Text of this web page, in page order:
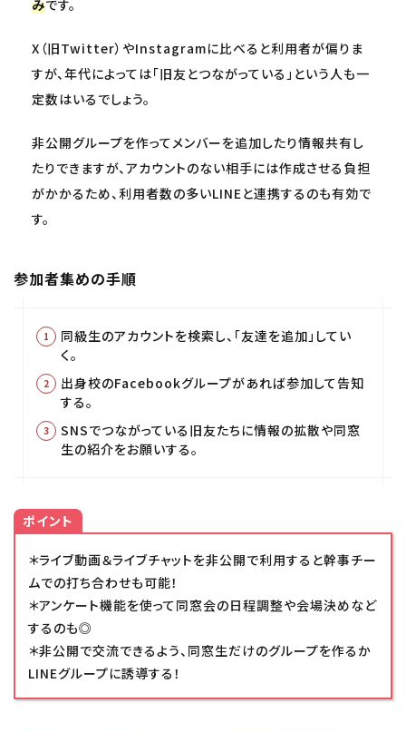
みです。
X（旧Twitter）やInstagramに比べると利用者が偏りま
すが、年代によっては「旧友とつながっている」という人も一
定数はいるでしょう。
非公開グループを作ってメンバーを追加したり情報共有し
たりできますが、アカウントのない相手には作成させる負担
がかかるため、利用者数の多いLINEと連携するのも有効で
す。
参加者集めの手順
同級生のアカウントを検索し、「友達を追加」してい
く。
出身校のFacebookグループがあれば参加して告知
する。
SNSでつながっている旧友たちに情報の拡散や同窓
生の紹介をお願いする。
ポイント
＊ライブ動画＆ライブチャットを非公開で利用すると幹事チー
ムでの打ち合わせも可能！
＊アンケート機能を使って同窓会の日程調整や会場決めなど
するのも◎
＊非公開で交流できるよう、同窓生だけのグループを作るか
LINEグループに誘導する！